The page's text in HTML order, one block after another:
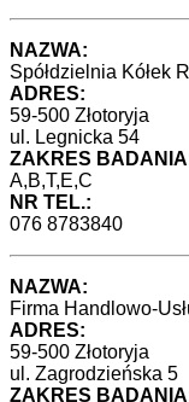
NAZWA:
Spółdzielnia Kółek
ADRES:
59-500 Złotoryja
ul. Legnicka 54
ZAKRES
A,B,T,E,C
NR TEL.:
076 8783840
NAZWA:
Firma Handlowo-
ADRES:
59-500 Złotoryja
ul. Zagrodzieńska 5
ZAKRES